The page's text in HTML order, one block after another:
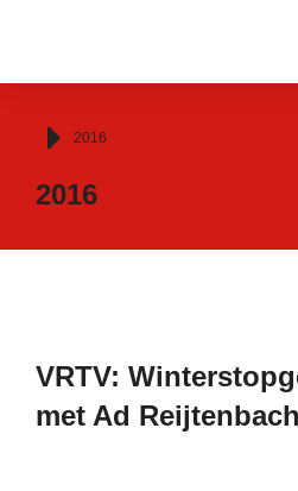
Je bent hier:
2016
2016
VRTV:
met Ad Reijtenbach